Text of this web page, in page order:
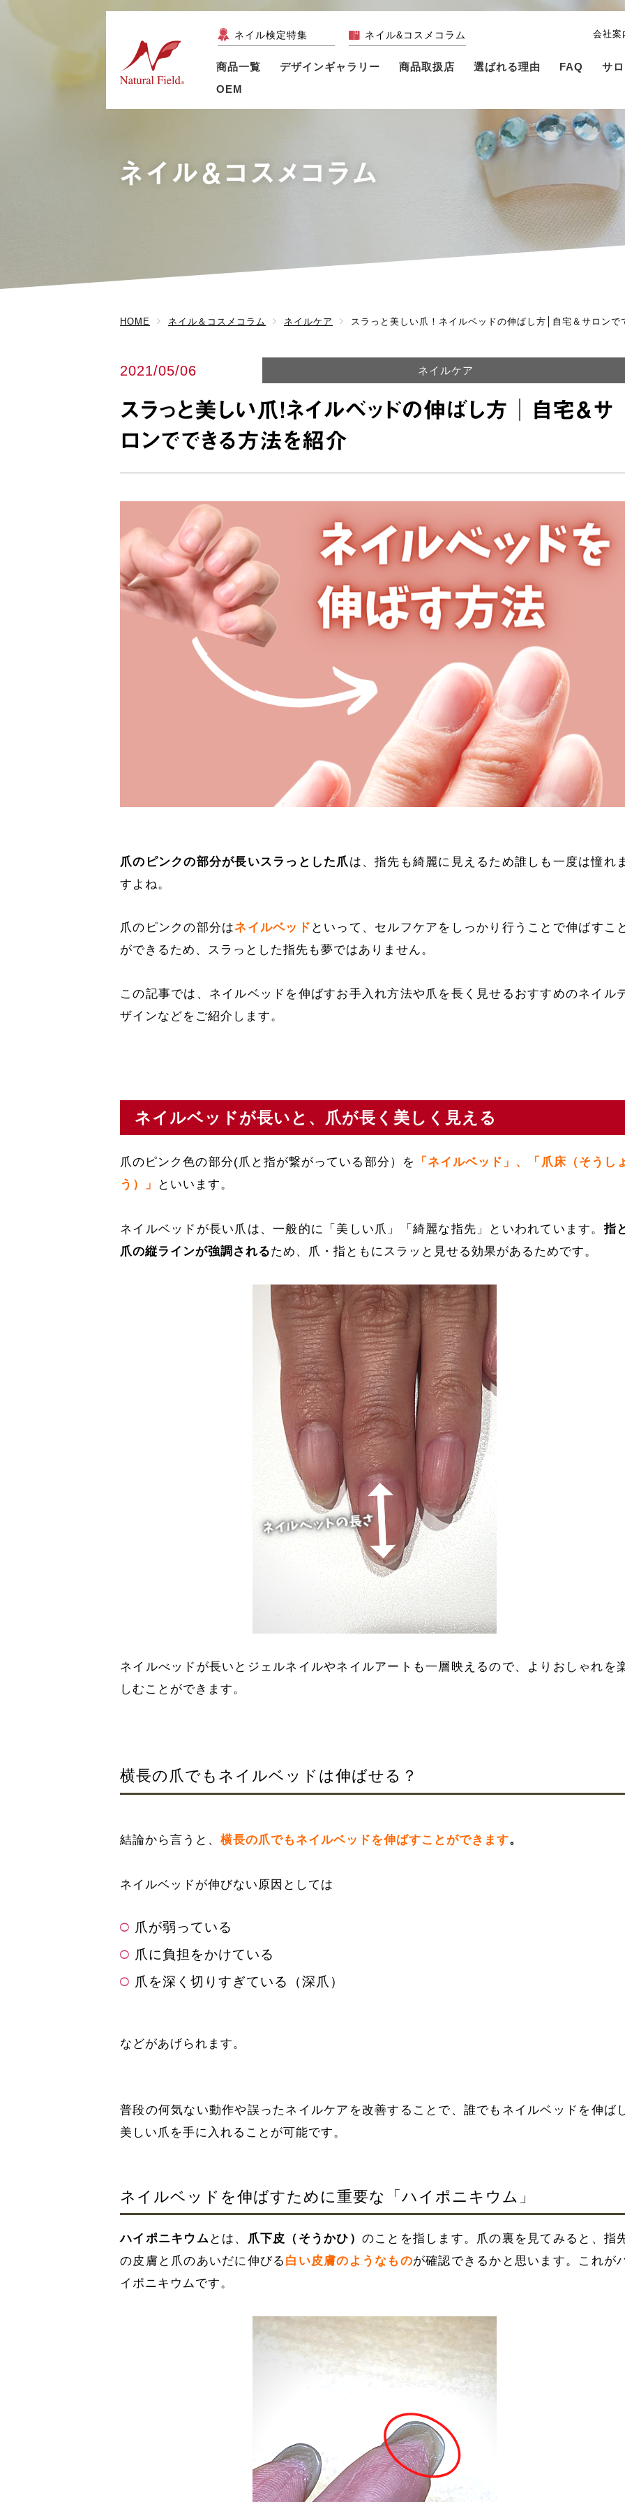
ネイル検定特集 ネイル&コスメコラム 会社案
商品一覧 デザインギャラリー 商品取扱店 選ばれる理由 FAQ
サ
OEM
ネイル＆コスメコラム
HOME ネイル＆コスメコラム ネイルケア スラっと美しい爪！ネイルベッドの伸ばし方│自宅＆サロンで
2021/05/06 ネイルケア
スラっと美しい爪！ネイルベッドの伸ばし方│自宅＆サ
ロンでできる方法を紹介
爪のピンクの部分が長いスラっとした爪 は、指先も綺麗に見えるため誰しも一度は憧れ
すよね。
爪のピンクの部分はネイルベッド といって、セルフケアをしっかり行うことで伸ばすこ
ができるため、スラっとした指先も夢ではありません。
この記事では、ネイルベッドを伸ばすお手入れ方法や爪を長く見せるおすすめのネイル
ザインなどをご紹介します。
ネイルベッドが長いと、爪が長く美しく見える
爪のピンク色の部分(爪と指が繋がっている部分）を 「ネイルベッド」、「爪床（そうし
う）」
といいます。
ネイルベッドが長い爪は、一般的に「美しい爪」「綺麗な指先」といわれています。 指
爪の縦ラインが強調されるため、爪・指ともにスラッと見せる効果があるためです。
ネイルべッドが長いとジェルネイルやネイルアートも一層映えるので、よりおしゃれを
しむことができます。
横長の爪でもネイルベッドは伸ばせる？
結論から言うと、 横長の爪でもネイルベッドを伸ばすことができます。
ネイルベッドが伸びない原因としては
爪が弱っている
爪に負担をかけている
爪を深く切りすぎている（深爪）
などがあげられます。
普段の何気ない動作や誤ったネイルケアを改善することで、 誰でもネイルベッドを伸ば
美しい爪を手に入れることが可能です。
ネイルベッドを伸ばすために重要な「ハイポニキウム」
ハイポニキウム とは、 爪下皮（そうかひ） のことを指します。 爪の裏を見てみると、指
の皮膚と爪のあいだに伸びる 白い皮膚のようなものが確認できるかと思います。これが
イポニキウムです。